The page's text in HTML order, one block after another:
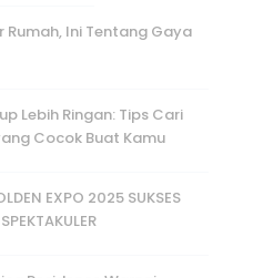
Rumah, Ini Tentang Gaya
Lebih Ringan: Tips Cari
Cocok Buat Kamu
EXPO 2025 SUKSES